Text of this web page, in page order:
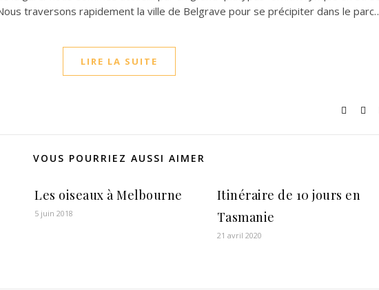
traversons rapidement la ville de Belgrave pour se précipiter dans le
LIRE LA SUITE
VOUS POURRIEZ AUSSI AIMER
Les oiseaux à Melbourne
5 juin 2018
Itinéraire de 10 jours en
Tasmanie
21 avril 2020